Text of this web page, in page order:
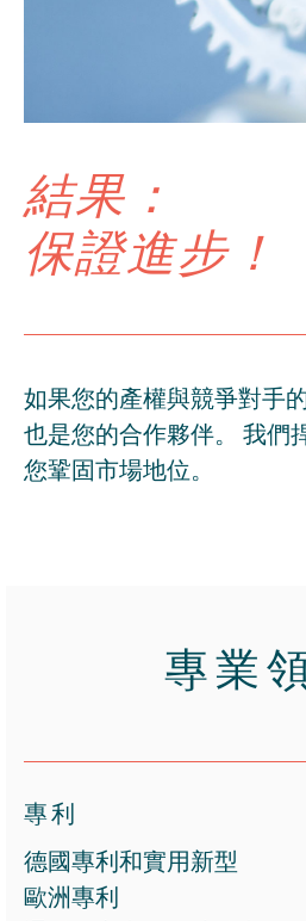
結果：
保證進步！
如果您的產權與競爭對手
也是您的合作夥伴。 我們
您鞏固市場地位。
專業
專利
德國專利和實用新型
歐洲專利